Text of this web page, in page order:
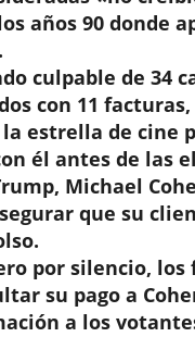
años 90 donde
culpable de 34
con 11 facturas,
estrella de cine
él antes de las
Michael
que su
por silencio,
su pago a
a los